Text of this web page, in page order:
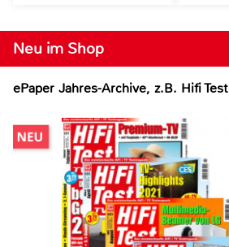
Neu im Shop
ePaper Jahres-Archive, z.B. Hifi Test